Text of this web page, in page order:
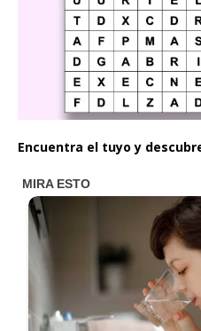
Encuentra el tuyo y